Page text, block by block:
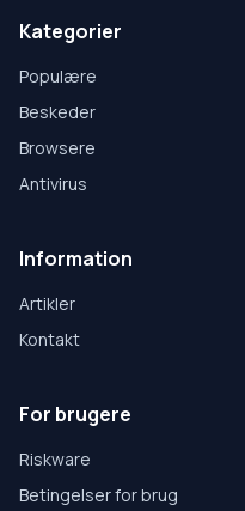
Kategorier
Populære
Beskeder
Browsere
Antivirus
Information
Artikler
Kontakt
For brugere
Riskware
Betingelser for brug